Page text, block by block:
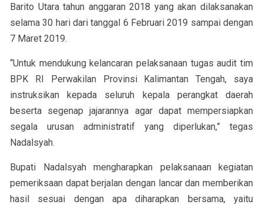
Barito Utara tahun anggaran 2018 yang akan dilaksanakan
selama 30 hari dari tanggal 6 Februari 2019 sampai dengan
7 Maret 2019.
“Untuk mendukung kelancaran pelaksanaan tugas audit tim
BPK RI Perwakilan Provinsi Kalimantan Tengah, saya
instruksikan kepada seluruh kepala perangkat daerah
beserta segenap jajarannya agar dapat mempersiapkan
segala urusan administratif yang diperlukan,” tegas
Nadalsyah.
Bupati Nadalsyah mengharapkan pelaksanaan kegiatan
pemeriksaan dapat berjalan dengan lancar dan memberikan
hasil sesuai dengan apa diharapkan bersama, yaitu